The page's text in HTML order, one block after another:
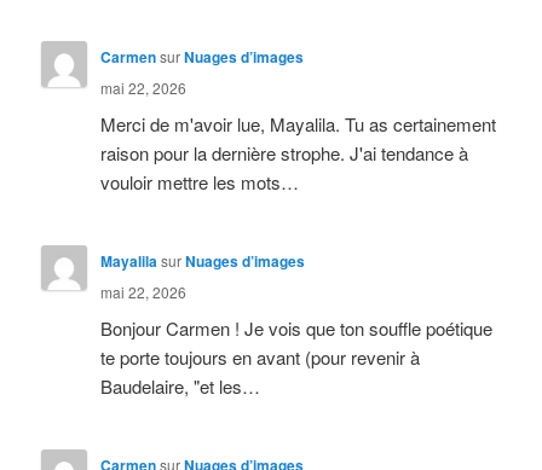
CarmensurNuages d’images
mai 22, 2026
Merci de m'avoir lue, Mayalila. Tu as certainement
raison pour la dernière strophe. J'ai tendance à
vouloir mettre les mots…
MayalilasurNuages d’images
mai 22, 2026
Bonjour Carmen ! Je vois que ton souffle poétique
te porte toujours en avant (pour revenir à
Baudelaire, "et les…
CarmensurNuages d’images